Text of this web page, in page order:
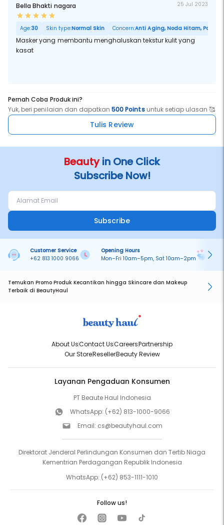
Bella Bhakti nagara 25 Jul 2023
Age:30 Skin type:Normal Skin Concern:Anti Aging, Noda Hitam, Pori
Masker yang membantu menghaluskan tekstur kulit yang
kasat
Pernah Coba Produk ini?
Yuk, beri penilaian dan dapatkan500 Pointsuntuk setiap ulasan 🥰
Tulis Review
Beautyin One Click
Subscribe Now!
Subscribe
Customer Service
+62 813 1000 9066
Opening Hours
Mon–Fri 10am–5pm, Sat 10am–2pm
Temukan Promo Produk Kecantikan hingga Skincare dan Makeup
Terbaik di BeautyHaul
About UsContact UsCareersPartnership
Our StoreResellerBeauty Review
Layanan Pengaduan Konsumen
PT Beaute Haul Indonesia
WhatsApp: (+62) 813-1000-9066
Email: cs@beautyhaul.com
Direktorat Jenderal Perlindungan Konsumen dan Tertib Niaga
Kementrian Perdagangan Republik Indonesia
WhatsApp: (+62) 853-1111-1010
Follow us!